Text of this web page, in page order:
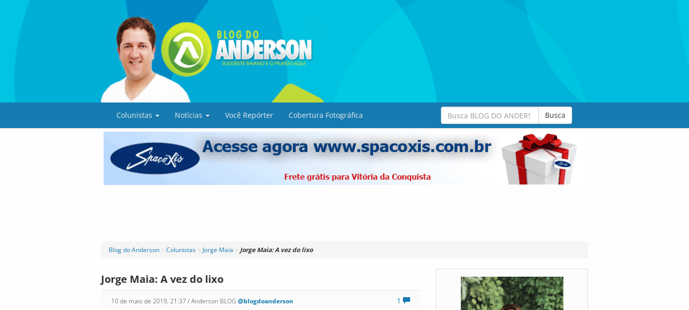
Colunistas Notícias Você Repórter Cobertura Fotográfica Busca
Blog do Anderson > Colunistas > Jorge Maia > Jorge Maia: A vez do lixo
Jorge Maia: A vez do lixo
1
10 de maio de 2019, 21:37 / Anderson BLOG @blogdoanderson